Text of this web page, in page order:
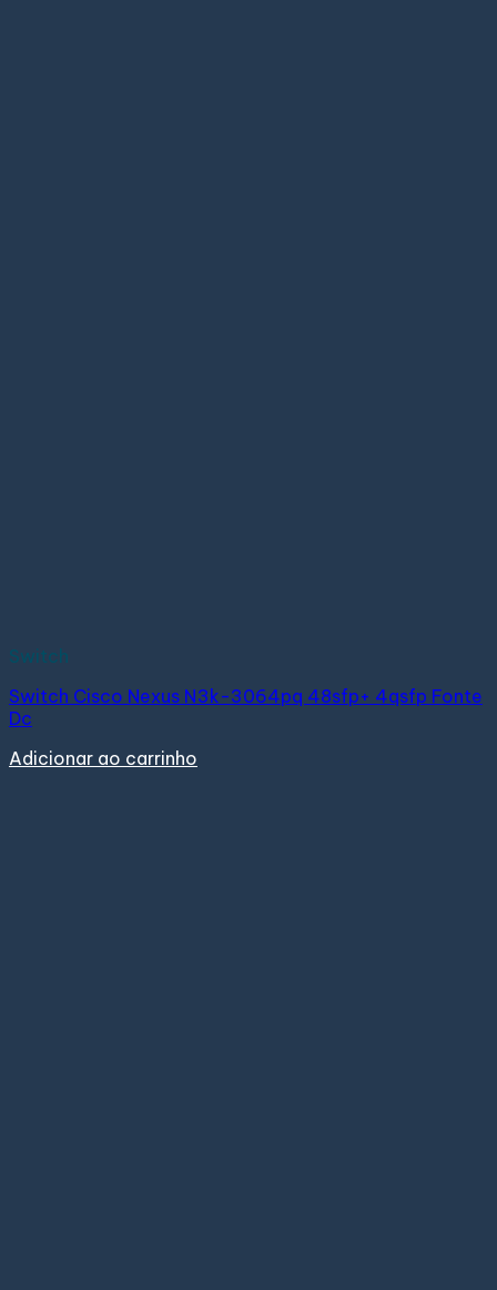
Switch
Switch Cisco Nexus N3k-3064pq 48sfp+ 4qsfp Fonte
Dc
Adicionar ao carrinho